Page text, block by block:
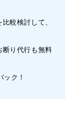
較検討して、
断り代行も無料
ク！